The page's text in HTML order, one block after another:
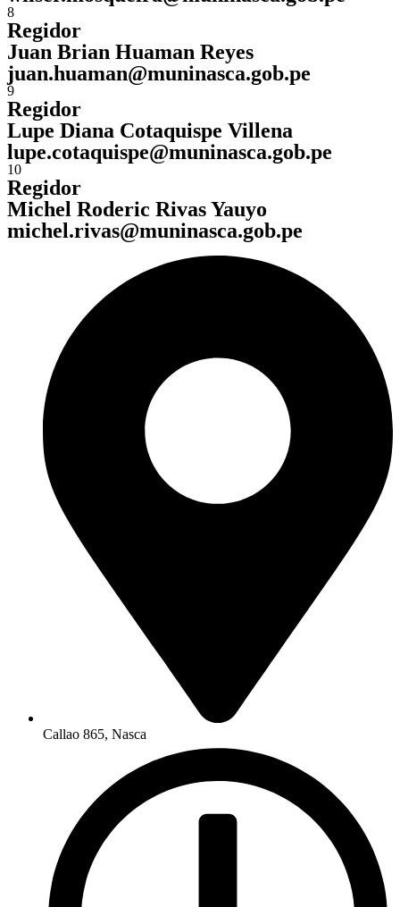
8
Regidor
Juan Brian Huaman Reyes
juan.huaman@muninasca.gob.pe
9
Regidor
Lupe Diana Cotaquispe Villena
lupe.cotaquispe@muninasca.gob.pe
10
Regidor
Michel Roderic Rivas Yauyo
michel.rivas@muninasca.gob.pe
Callao 865, Nasca